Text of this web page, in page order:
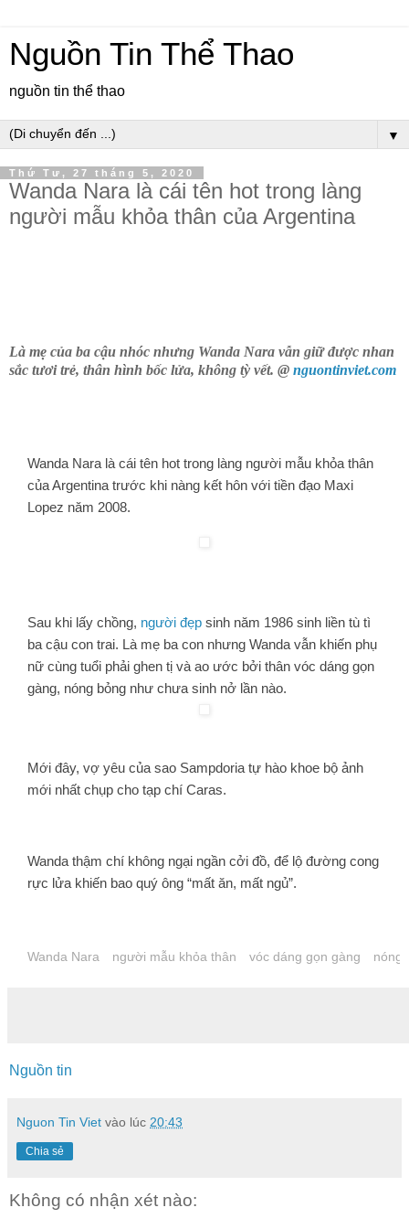
Nguồn Tin Thể Thao
nguồn tin thể thao
▼
Thứ Tư, 27 tháng 5, 2020
Wanda Nara là cái tên hot trong làng
người mẫu khỏa thân của Argentina
Là mẹ của ba cậu nhóc nhưng Wanda Nara vẫn giữ được nhan
sắc tươi trẻ, thân hình bốc lửa, không tỳ vết. @ nguontinviet.com
Wanda Nara là cái tên hot trong làng người mẫu khỏa thân
của Argentina trước khi nàng kết hôn với tiền đạo Maxi
Lopez năm 2008.
Sau khi lấy chồng, người đẹp sinh năm 1986 sinh liền tù tì
ba cậu con trai. Là mẹ ba con nhưng Wanda vẫn khiến phụ
nữ cùng tuổi phải ghen tị và ao ước bởi thân vóc dáng gọn
gàng, nóng bỏng như chưa sinh nở lần nào.
Mới đây, vợ yêu của sao Sampdoria tự hào khoe bộ ảnh
mới nhất chụp cho tạp chí Caras.
Wanda thậm chí không ngại ngần cởi đồ, để lộ đường cong
rực lửa khiến bao quý ông “mất ăn, mất ngủ”.
Wanda Nara người mẫu khỏa thân vóc dáng gọn gàng nóng
Nguồn tin
Nguon Tin Viet vào lúc 20:43
Chia sẻ
Không có nhận xét nào: